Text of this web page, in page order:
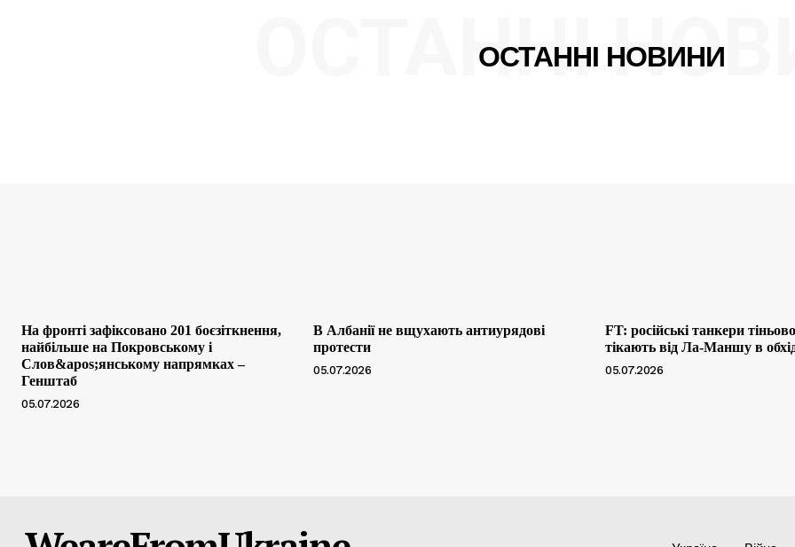
ОСТАННІ НОВИНИ
ОСТАННІ
На фронті зафіксовано 201 боєзіткнення,
найбільше на Покровському і
Слов&apos;янському напрямках –
Генштаб
05.07.2026
В Албанії не вщухають антиурядові
протести
05.07.2026
FT: російські танкери
тікають від Ла-Маншу в
05.07.2026